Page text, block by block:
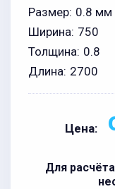
Размер: 0.8 мм
Ширина: 750
Толщина: 0.8
Длина: 2700
Цена:
Для